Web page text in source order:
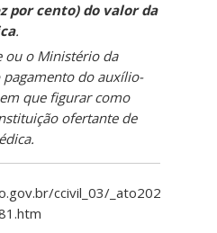
por cento) do valor da
.
ou o Ministério da
pagamento do auxílio-
que figurar como
ofertante de
ccivil_03/_ato2023-